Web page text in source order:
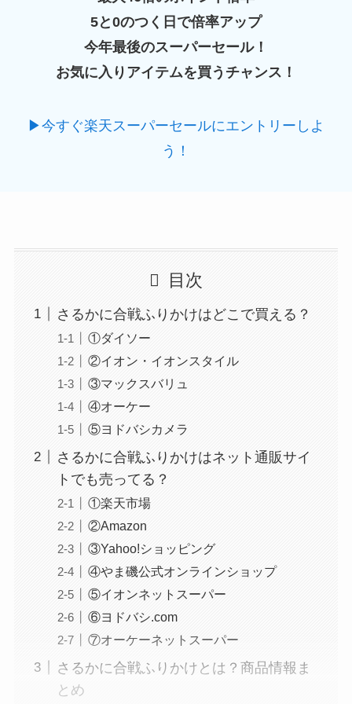
5と0のつく日で倍率アップ
今年最後のスーパーセール！
お気に入りアイテムを買うチャンス！
▶今すぐ楽天スーパーセールにエントリーしよ
う！
目次
さるかに合戦ふりかけはどこで買える？
①ダイソー
②イオン・イオンスタイル
③マックスバリュ
④オーケー
⑤ヨドバシカメラ
さるかに合戦ふりかけはネット通販サイ
トでも売ってる？
①楽天市場
②Amazon
③Yahoo!ショッピング
④やま磯公式オンラインショップ
⑤イオンネットスーパー
⑥ヨドバシ.com
⑦オーケーネットスーパー
さるかに合戦ふりかけとは？商品情報ま
とめ